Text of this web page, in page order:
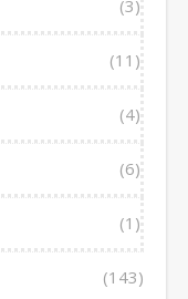
(3)
(11)
(4)
(6)
(1)
(143)